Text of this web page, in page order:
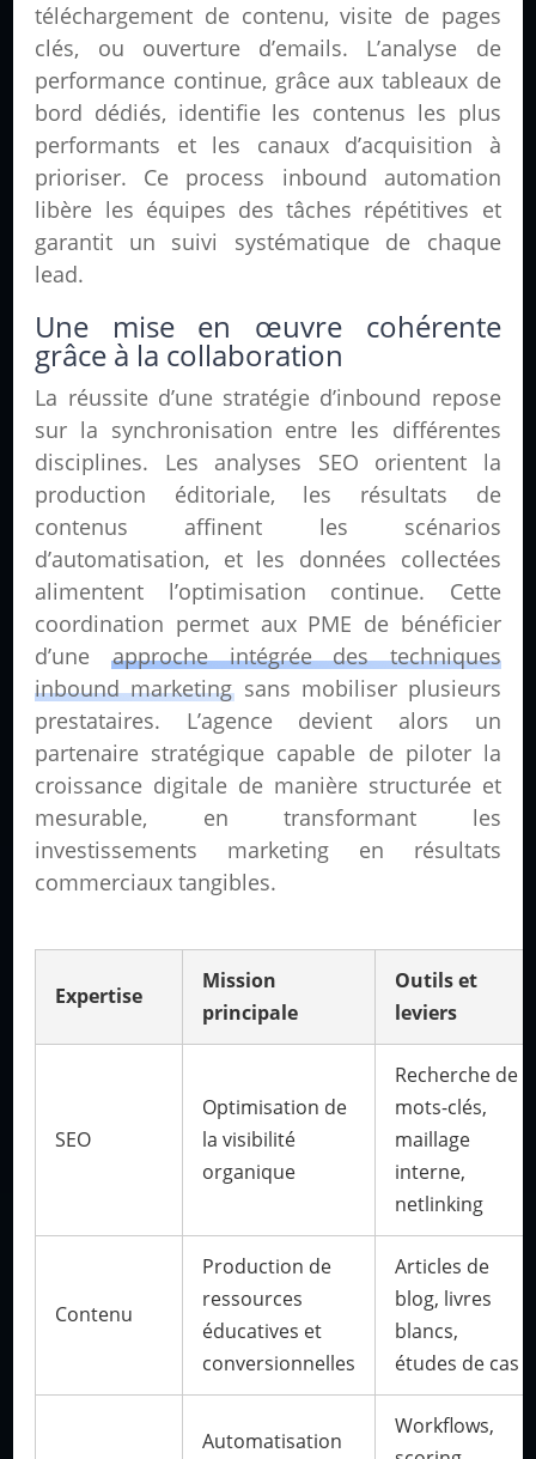
téléchargement de contenu, visite de pages
clés, ou ouverture d’emails. L’analyse de
performance continue, grâce aux tableaux de
bord dédiés, identifie les contenus les plus
performants et les canaux d’acquisition à
prioriser. Ce process inbound automation
libère les équipes des tâches répétitives et
garantit un suivi systématique de chaque
lead.
Une mise en œuvre cohérente
grâce à la collaboration
La réussite d’une stratégie d’inbound repose
sur la synchronisation entre les différentes
disciplines. Les analyses SEO orientent la
production éditoriale, les résultats de
contenus affinent les scénarios
d’automatisation, et les données collectées
alimentent l’optimisation continue. Cette
coordination permet aux PME de bénéficier
d’une approche intégrée des techniques
inbound marketingsans mobiliser plusieurs
prestataires. L’agence devient alors un
partenaire stratégique capable de piloter la
croissance digitale de manière structurée et
mesurable, en transformant les
investissements marketing en résultats
commerciaux tangibles.
Expertise
Mission
principale
Outils et
leviers
SEO
Optimisation de
la visibilité
organique
Recherche de
mots-clés,
maillage
interne,
netlinking
Contenu
Production de
ressources
éducatives et
conversionnelles
Articles de
blog, livres
blancs,
études de cas
Automatisation
Workflows,